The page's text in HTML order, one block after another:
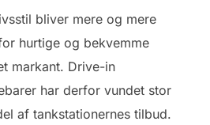
bliver mere og mere
hurtige og bekvemme
markant. Drive-in
har derfor vundet stor
af tankstationernes tilbud.